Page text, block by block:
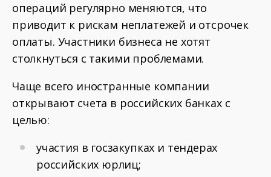
операций регулярно меняются, что
приводит к рискам неплатежей и отсрочек
оплаты. Участники бизнеса не хотят
столкнуться с такими проблемами.
Чаще всего иностранные компании
открывают счета в российских банках с
целью:
участия в госзакупках и тендерах
российских юрлиц;